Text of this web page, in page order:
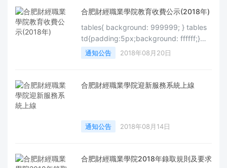
合肥財經職業學院教育收費公示(2018年)
tables{ background: 999999; } tables
td{padding:5px;background: ffffff;}合
肥財經職業學院教育收費公示(2018年)收
費項目批準機關及文號計費單位收費標準
皖價費
通知公告 2018年08月20日
合肥財經職業學院迎新服務系統上線
通知公告 2018年08月14日
合肥財經職業學院2018年錄取規則及要求